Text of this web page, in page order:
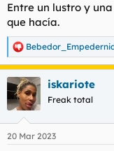
:
Entre un lustro y
que hacía.
R
e
c
c
i
e
iskariote
Freak total
20 Mar 2023